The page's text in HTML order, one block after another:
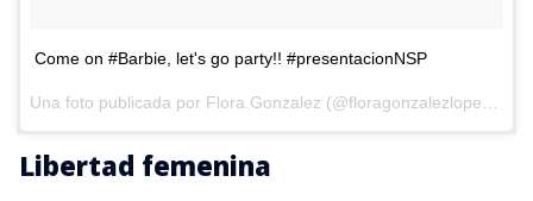
Come on #Barbie, let's go party!! #presentacionNSP
Una foto publicada por Flora.Gonzalez (@floragonzalezlopez) el
Libertad femenina